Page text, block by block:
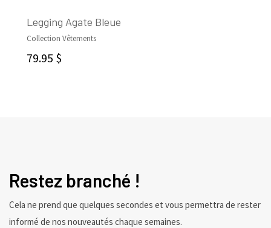
Legging Agate Bleue
Collection Vêtements
79.95 $
Restez branché !
Cela ne prend que quelques secondes et vous permettra de rester
informé de nos nouveautés chaque semaines.